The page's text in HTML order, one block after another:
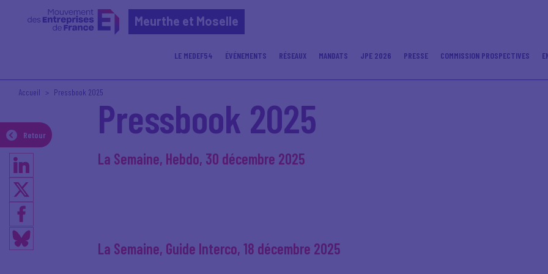
Meurthe et Moselle
LE MEDEF54 ÉVÉNEMENTS RÉSEAUX MANDATS JPE 2026 PRESSE COMMISSION PROSPECTIVES
Retour
Accueil Pressbook 2025
Pressbook 2025
La Semaine, Hebdo, 30 décembre 2025
La Semaine, Guide Interco, 18 décembre 2025